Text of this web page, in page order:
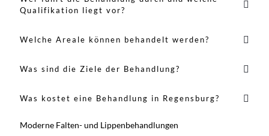
Qualifikation liegt vor?
Welche Areale können behandelt werden?
Was sind die Ziele der Behandlung?
Was kostet eine Behandlung in Regensburg?
Moderne Falten- und Lippenbehandlungen